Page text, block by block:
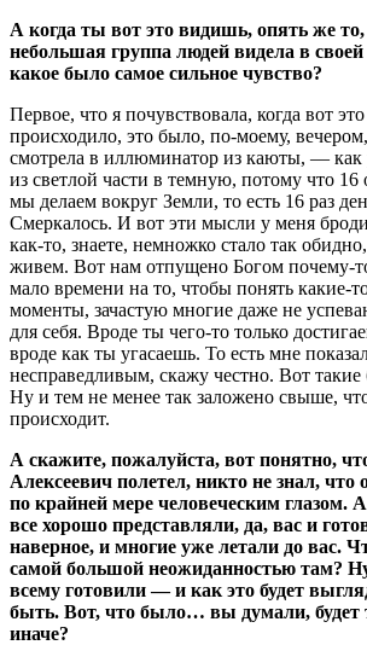
А когда ты вот это видишь, опять же то,
небольшая группа людей видела в
какое было самое сильное чувство?
Первое, что я почувствовала, когда вот
происходило, это было, по-моему,
смотрела в иллюминатор из каюты, — как
из светлой части в темную, потому что 16
мы делаем вокруг Земли, то есть 16 раз
Смеркалось. И вот эти мысли у меня
как-то, знаете, немножко стало так
живем. Вот нам отпущено Богом почему-
мало времени на то, чтобы понять какие-
моменты, зачастую многие даже не
для себя. Вроде ты чего-то только
вроде как ты угасаешь. То есть мне
несправедливым, скажу честно. Вот
Ну и тем не менее так заложено свыше,
происходит.
А скажите, пожалуйста, вот понятно,
Алексеевич полетел, никто не знал, что
по крайней мере человеческим глазом.
все хорошо представляли, да, вас и
наверное, и многие уже летали до вас.
самой большой неожиданностью там?
всему готовили — и как это будет
быть. Вот, что было… вы думали, будет
иначе?